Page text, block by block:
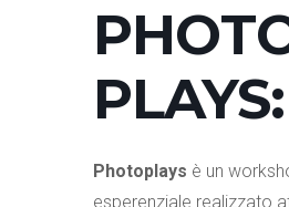
PLAYS:
Photoplays è un
esperenziale realizzato